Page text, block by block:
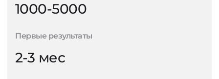
1000-5000
Первые результаты
2-3 мес